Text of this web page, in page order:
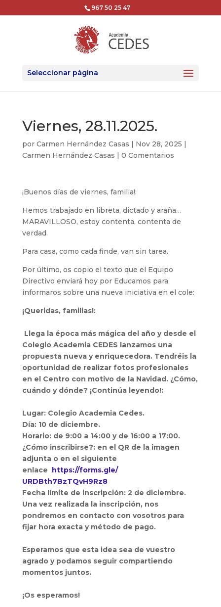
967 50 25 47
Seleccionar página
Viernes, 28.11.2025.
por Carmen Hernández Casas | Nov 28, 2025 |
Carmen Hernández Casas | 0 Comentarios
¡Buenos días de viernes, familia!:
Hemos trabajado en libreta, dictado y araña…
MARAVILLOSO, estoy contenta, contenta de
verdad.
Para casa, como cada finde, van sin tarea.
Por último, os copio el texto que el Equipo
Directivo enviará hoy por Educamos para
informaros sobre una nueva iniciativa en el cole:
¡Queridas, familias!:
Llega la época más mágica del año y desde el
Colegio Academia CEDES lanzamos una
propuesta nueva y enriquecedora. Tendréis la
oportunidad de realizar fotos profesionales
en el Centro con motivo de la Navidad. ¿Cómo,
cuándo y dónde? ¡Continúa leyendo!:
Lugar: Colegio Academia Cedes.
Día: 10 de diciembre.
Horario: de 9:00 a 14:00 y de 16:00 a 17:00.
¿Cómo inscribirse?: en el QR de la imagen
adjunta o en el siguiente
enlace https://forms.gle/
URDBth7BzTQvH9Rz8
Fecha límite de inscripción: 2 de diciembre.
Una vez realizada la inscripción, nos
pondremos en contacto con vosotros para
fijar hora exacta y método de pago.
Esperamos que esta idea sea de vuestro
agrado y podamos seguir compartiendo
momentos juntos.
¡Os esperamos!